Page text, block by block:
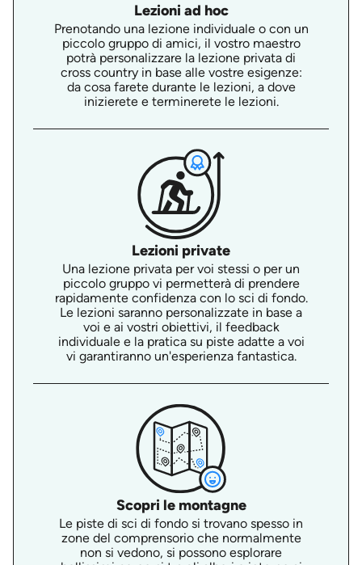
Lezioni ad hoc
Prenotando una lezione individuale o con un
piccolo gruppo di amici, il vostro maestro
potrà personalizzare la lezione privata di
cross country in base alle vostre esigenze:
da cosa farete durante le lezioni, a dove
inizierete e terminerete le lezioni.
Lezioni private
Una lezione privata per voi stessi o per un
piccolo gruppo vi permetterà di prendere
rapidamente confidenza con lo sci di fondo.
Le lezioni saranno personalizzate in base a
voi e ai vostri obiettivi, il feedback
individuale e la pratica su piste adatte a voi
vi garantiranno un'esperienza fantastica.
Scopri le montagne
Le piste di sci di fondo si trovano spesso in
zone del comprensorio che normalmente
non si vedono, si possono esplorare